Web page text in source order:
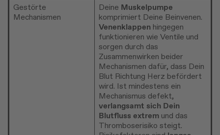
Gestörte
Mechanismen
Deine Muskelpumpe
komprimiert Deine Beinvenen.
Venenklappen hingegen
funktionieren wie Ventile und
sorgen durch das
Zusammenwirken beider
Mechanismen dafür, dass Dein
Blut Richtung Herz befördert
wird. Ist mindestens ein
Mechanismus defekt,
verlangsamt sich Dein
Blutfluss extrem und das
Thromboserisiko steigt.